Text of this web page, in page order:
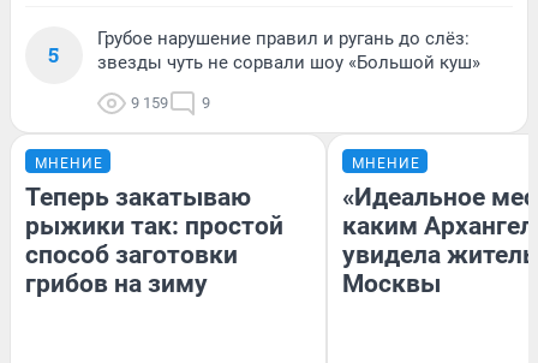
5
Грубое нарушение правил и ругань до слёз:
звезды чуть не сорвали шоу «Большой куш»
9 159 9
МНЕНИЕ
Теперь закатываю
рыжики так: простой
способ заготовки
грибов на зиму
МНЕНИЕ
«Идеальное
каким
увидела
Москвы